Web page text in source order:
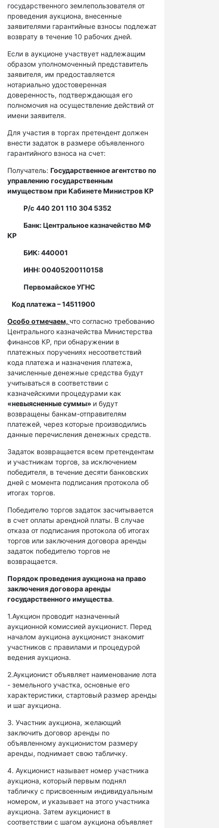
государственного землепользователя от
проведения аукциона, внесенные
заявителями гарантийные взносы подлежат
возврату в течение 10 рабочих дней.
Если в аукционе участвует надлежащим
образом уполномоченный представитель
заявителя, им предоставляется
нотариально удостоверенная
доверенность, подтверждающая его
полномочия на осуществление действий от
имени заявителя.
Для участия в торгах претендент должен
внести задаток в размере объявленного
гарантийного взноса на счет:
Получатель: Государственное агентство по
управлению государственным
имуществом при Кабинете Министров КР
Р/с 440 201 110 304 5352
Банк: Центральное казначейство МФ
КР
БИК: 440001
ИНН: 00405200110158
Первомайское УГНС
Код платежа – 14511900
Особо отмечаем, что согласно требованию
Центрального казначейства Министерства
финансов КР, при обнаружении в
платежных поручениях несоответствий
кода платежа и назначения платежа,
зачисленные денежные средства будут
учитываться в соответствии с
казначейскими процедурами как
«невыясненные суммы» и будут
возвращены банкам-отправителям
платежей, через которые производились
данные перечисления денежных средств.
Задаток возвращается всем претендентам
и участникам торгов, за исключением
победителя, в течение десяти банковских
дней с момента подписания протокола об
итогах торгов.
Победителю торгов задаток засчитывается
в счет оплаты арендной платы. В случае
отказа от подписания протокола об итогах
торгов или заключения договора аренды
задаток победителю торгов не
возвращается.
Порядок проведения аукциона на право
заключения договора аренды
государственного имущества.
1.Аукцион проводит назначенный
аукционной комиссией аукционист. Перед
началом аукциона аукционист знакомит
участников с правилами и процедурой
ведения аукциона.
2.Аукционист объявляет наименование лота
- земельного участка, основные его
характеристики, стартовый размер аренды
и шаг аукциона.
3. Участник аукциона, желающий
заключить договор аренды по
объявленному аукционистом размеру
аренды, поднимает свою табличку.
4. Аукционист называет номер участника
аукциона, который первым поднял
табличку с присвоенным индивидуальным
номером, и указывает на этого участника
аукциона. Затем аукционист в
соответствии с шагом аукциона объявляет